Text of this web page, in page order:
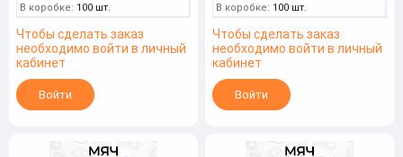
В коробке: 100 шт.
Чтобы сделать заказ
необходимо войти в личный
кабинет
Войти
В коробке: 100 шт.
Чтобы сделать заказ
необходимо войти в личный
кабинет
Войти